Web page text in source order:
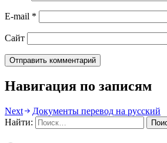
E-mail *
Сайт
Навигация по записям
Next
Документы перевод на русский
Найти: